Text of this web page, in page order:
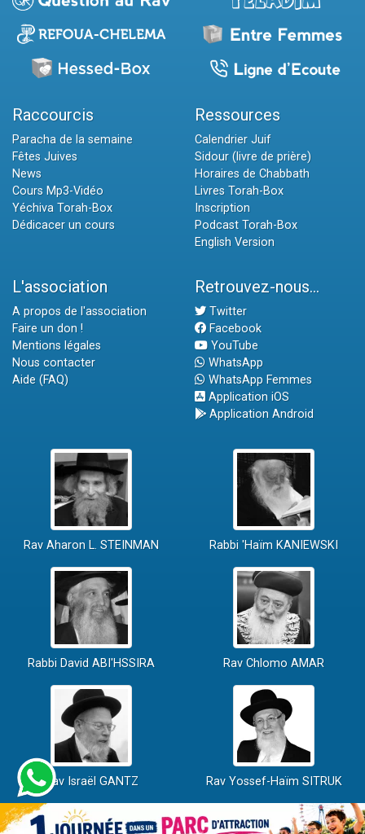
Raccourcis
Paracha de la semaine
Fêtes Juives
News
Cours Mp3-Vidéo
Yéchiva Torah-Box
Dédicacer un cours
Ressources
Calendrier Juif
Sidour (livre de prière)
Horaires de Chabbath
Livres Torah-Box
Inscription
Podcast Torah-Box
English Version
L'association
A propos de l'association
Faire un don !
Mentions légales
Nous contacter
Aide (FAQ)
Retrouvez-nous...
Twitter
Facebook
YouTube
WhatsApp
WhatsApp Femmes
Application iOS
Application Android
Rav Aharon L. STEINMAN Rabbi 'Haïm KANIEWSKI
Rabbi David ABI'HSSIRA Rav Chlomo AMAR
Rav Israël GANTZ Rav Yossef-Haïm SITRUK